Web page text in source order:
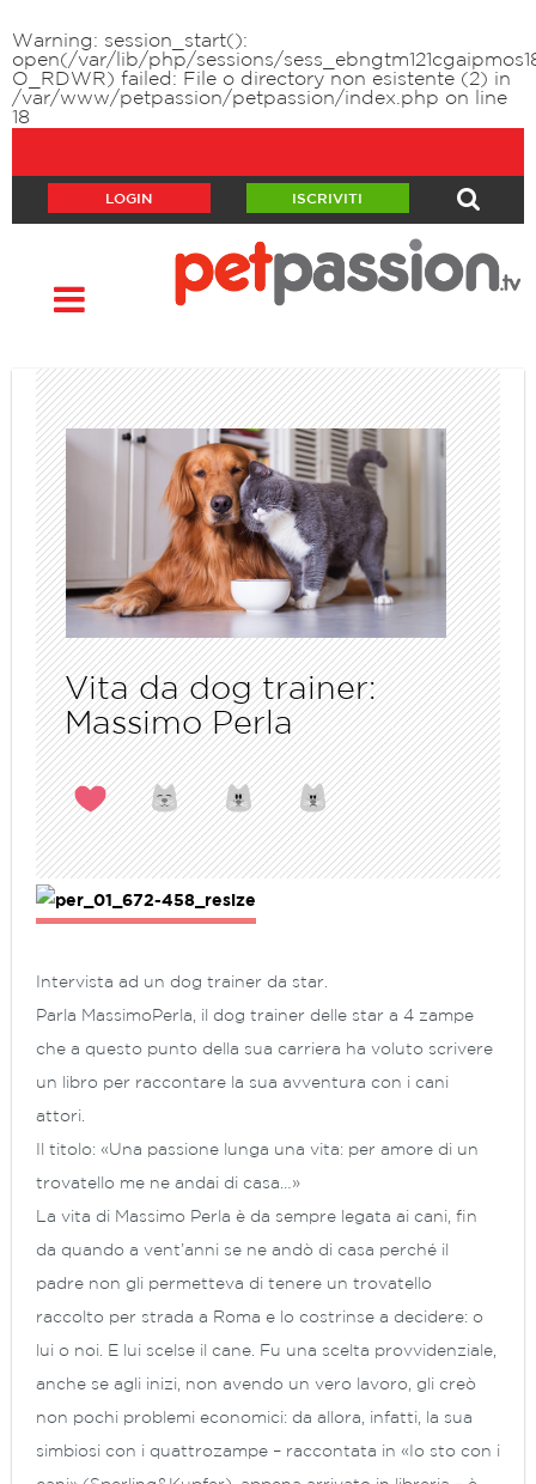
Warning : session_start():
open(/var/lib/php/sessions/
O_RDWR) failed: File o directory non esistente (2) in
/var/www/petpassion/petpassion/index.php on line
18
LOGIN ISCRIVITI
Vita da dog trainer:
Massimo Perla
Intervista ad un dog trainer da star.
Parla MassimoPerla, il dog trainer delle star a 4 zampe
che a questo punto della sua carriera ha voluto scrivere
un libro per raccontare la sua avventura con i cani
attori.
Il titolo: «Una passione lunga una vita: per amore di un
trovatello me ne andai di casa…»
La vita di Massimo Perla è da sempre legata ai cani, fin
da quando a vent’anni se ne andò di casa perché il
padre non gli permetteva di tenere un trovatello
raccolto per strada a Roma e lo costrinse a decidere: o
lui o noi. E lui scelse il cane. Fu una scelta provvidenziale,
anche se agli inizi, non avendo un vero lavoro, gli creò
non pochi problemi economici: da allora, infatti, la sua
simbiosi con i quattrozampe – raccontata in «Io sto con i